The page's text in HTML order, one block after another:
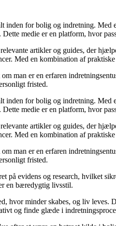
for bolig og indretning.
medie er en platform, hvor
artikler og guides, der
Med en kombination af
man er en erfaren
fristed.
for bolig og indretning.
medie er en platform, hvor
artikler og guides, der
Med en kombination af
man er en erfaren
fristed.
evidens og research, hvilket
en bæredygtig livsstil.
hvor minder skabes, og liv
og finde glæde i